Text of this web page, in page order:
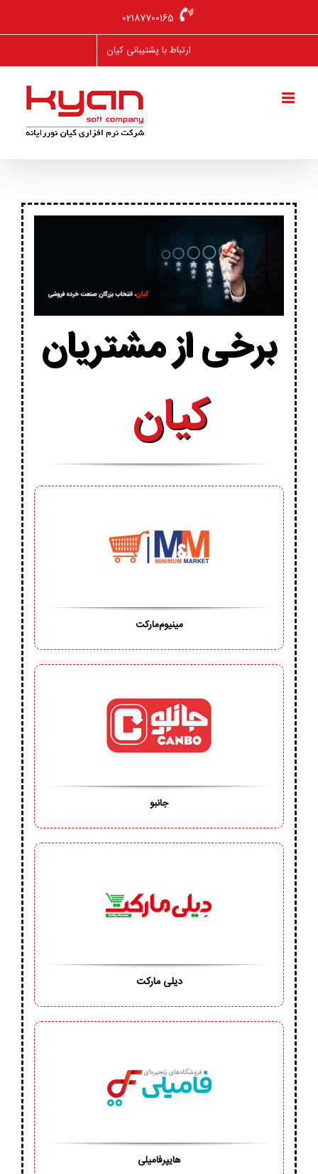
02187700165
ارتباط با پشتیبانی کیان
برخی از مشتریان
مینیوم‌مارکت
جانبو
دیلی مارکت
هایپرفامیلی